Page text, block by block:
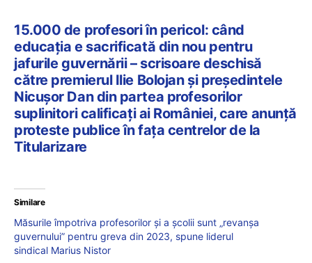
15.000 de profesori în pericol: când
educația e sacrificată din nou pentru
jafurile guvernării – scrisoare deschisă
către premierul Ilie Bolojan și președintele
Nicușor Dan din partea profesorilor
suplinitori calificați ai României, care anunță
proteste publice în fața centrelor de la
Titularizare
Similare
Măsurile împotriva profesorilor și a școlii sunt „revanșa
guvernului” pentru greva din 2023, spune liderul
sindical Marius Nistor